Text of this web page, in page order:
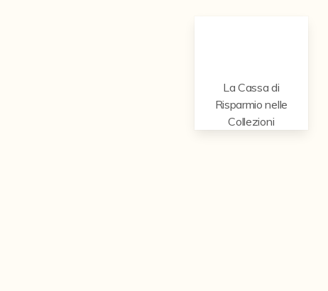
La Cassa di
Risparmio nelle
Collezioni